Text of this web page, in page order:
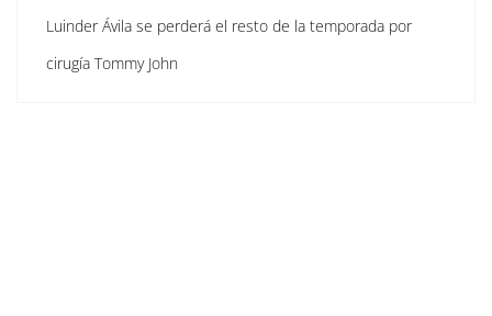
Luinder Ávila se perderá el resto de la temporada por
cirugía Tommy John